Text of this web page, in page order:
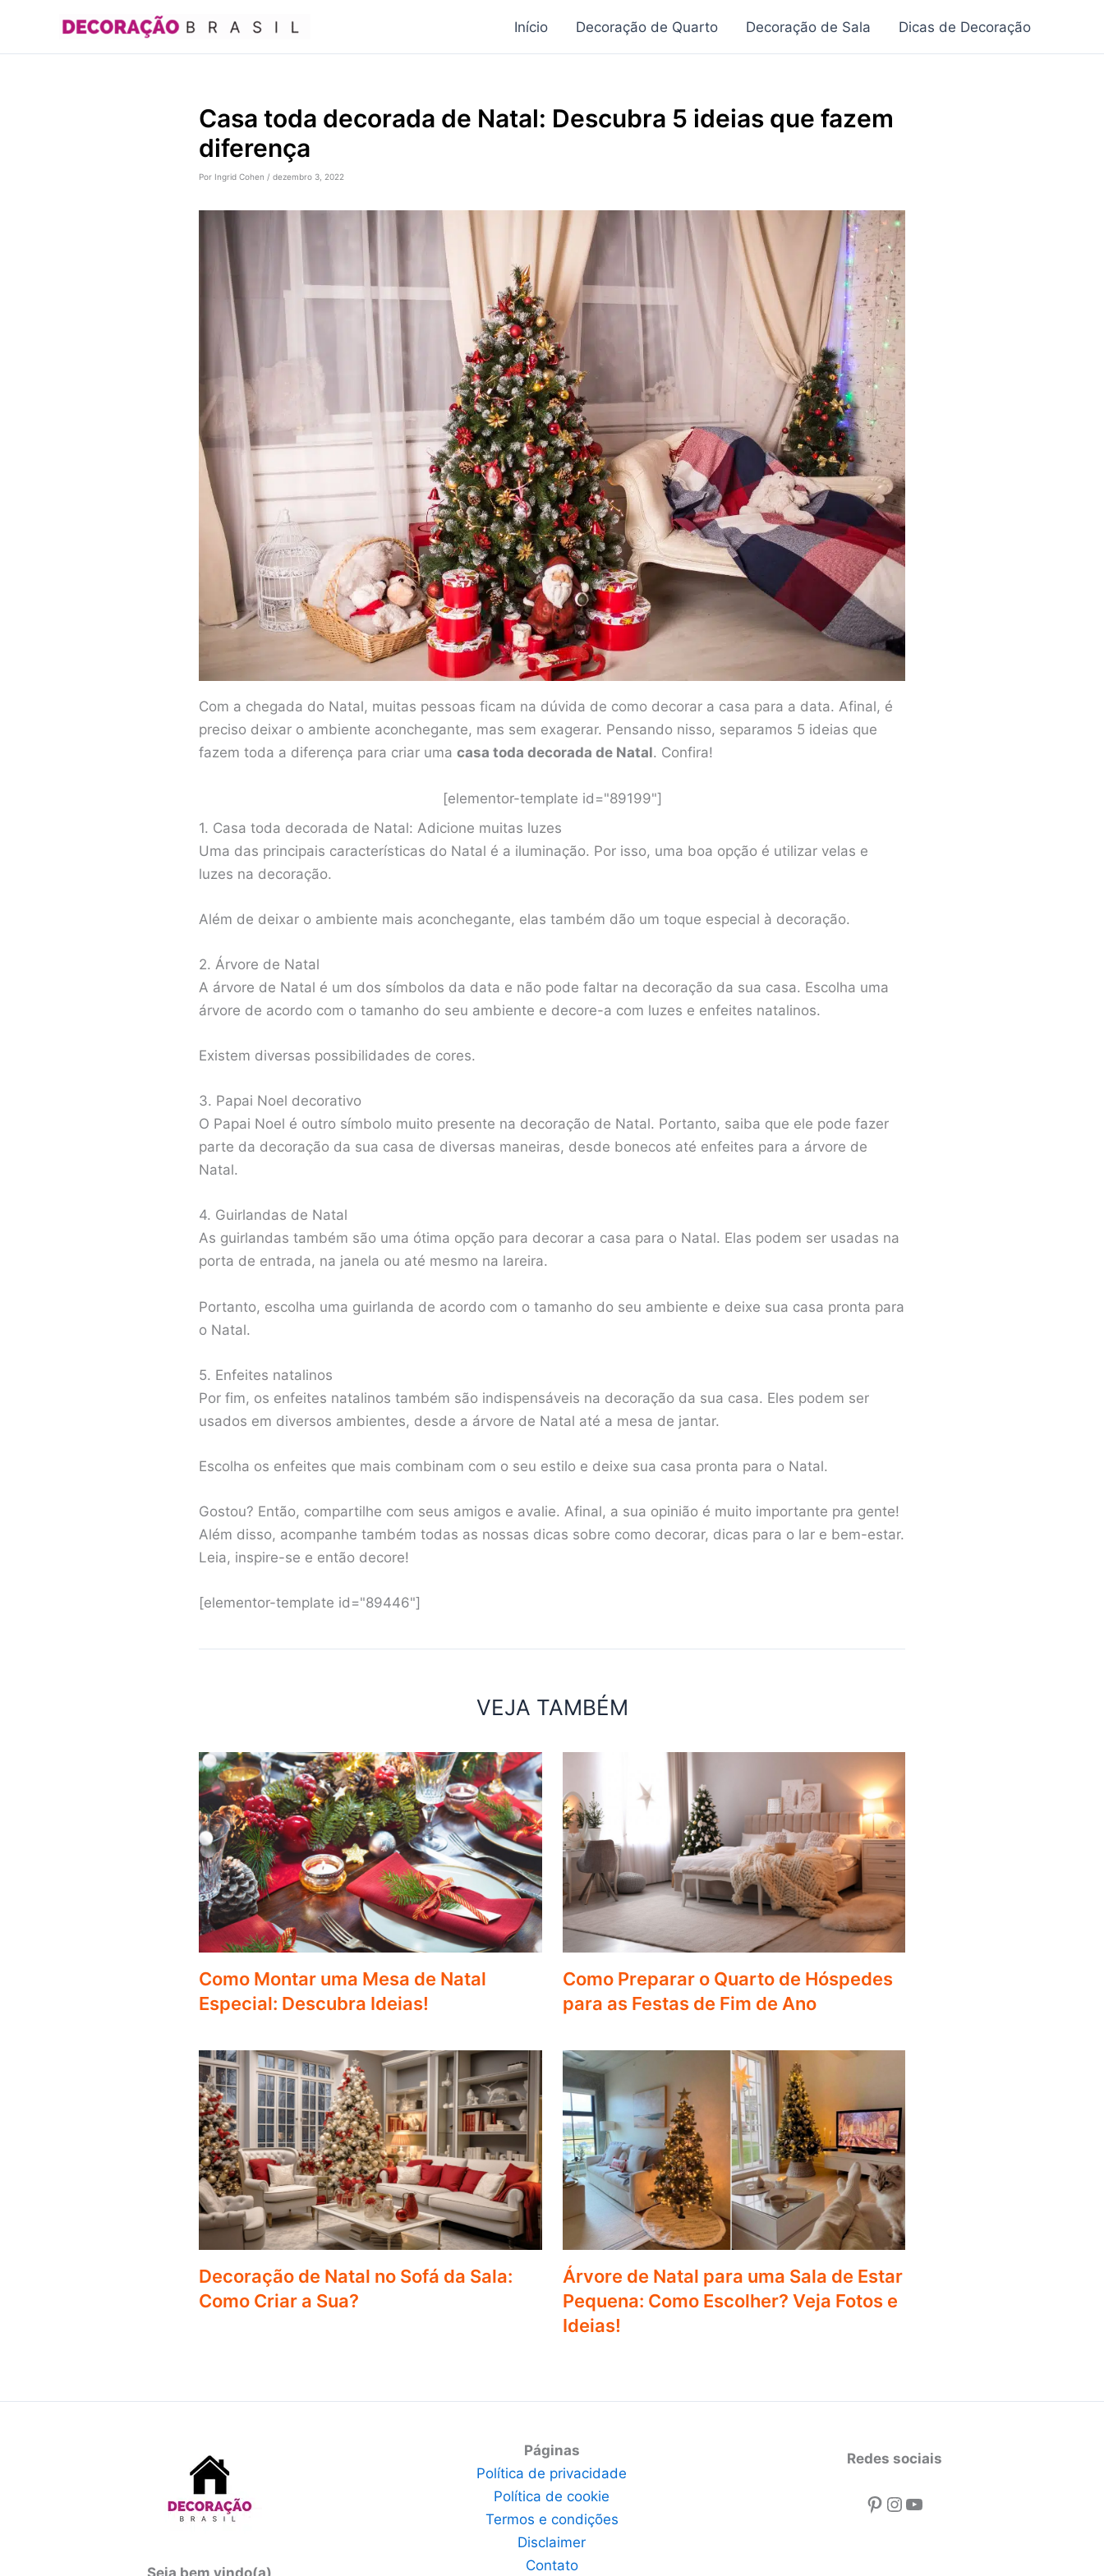
o
Início Decoração de Quarto Decoração de Sala Dicas de Decoração
Casa toda decorada de Natal: Descubra 5 ideias que fazem
diferença
Por Ingrid Cohen / dezembro 3, 2022
Com a chegada do Natal, muitas pessoas ficam na dúvida de como decorar a casa para a data. Afinal, é
preciso deixar o ambiente aconchegante, mas sem exagerar. Pensando nisso, separamos 5 ideias que
fazem toda a diferença para criar uma casa toda decorada de Natal. Confira!
[elementor-template id="89199"]
1. Casa toda decorada de Natal: Adicione muitas luzes
Uma das principais características do Natal é a iluminação. Por isso, uma boa opção é utilizar velas e
luzes na decoração.
Além de deixar o ambiente mais aconchegante, elas também dão um toque especial à decoração.
2. Árvore de Natal
A árvore de Natal é um dos símbolos da data e não pode faltar na decoração da sua casa. Escolha uma
árvore de acordo com o tamanho do seu ambiente e decore-a com luzes e enfeites natalinos.
Existem diversas possibilidades de cores.
3. Papai Noel decorativo
O Papai Noel é outro símbolo muito presente na decoração de Natal. Portanto, saiba que ele pode fazer
parte da decoração da sua casa de diversas maneiras, desde bonecos até enfeites para a árvore de
Natal.
4. Guirlandas de Natal
As guirlandas também são uma ótima opção para decorar a casa para o Natal. Elas podem ser usadas na
porta de entrada, na janela ou até mesmo na lareira.
Portanto, escolha uma guirlanda de acordo com o tamanho do seu ambiente e deixe sua casa pronta para
o Natal.
5. Enfeites natalinos
Por fim, os enfeites natalinos também são indispensáveis na decoração da sua casa. Eles podem ser
usados em diversos ambientes, desde a árvore de Natal até a mesa de jantar.
Escolha os enfeites que mais combinam com o seu estilo e deixe sua casa pronta para o Natal.
Gostou? Então, compartilhe com seus amigos e avalie. Afinal, a sua opinião é muito importante pra gente!
Além disso, acompanhe também todas as nossas dicas sobre como decorar, dicas para o lar e bem-estar.
Leia, inspire-se e então decore!
[elementor-template id="89446"]
VEJA TAMBÉM
Como Montar uma Mesa de Natal
Especial: Descubra Ideias!
Como Preparar o Quarto de Hóspedes
para as Festas de Fim de Ano
Decoração de Natal no Sofá da Sala:
Como Criar a Sua?
Árvore de Natal para uma Sala de Estar
Pequena: Como Escolher? Veja Fotos e
Ideias!
Páginas
Política de privacidade
Política de cookie
Termos e condições
Disclaimer
Contato
Redes sociais
Pinterest
Instagram
Youtube